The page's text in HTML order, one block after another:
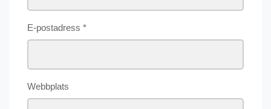
E-postadress *
Webbplats